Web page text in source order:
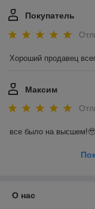
Покупатель
Хороший продавец
Максим
все было на
О нас